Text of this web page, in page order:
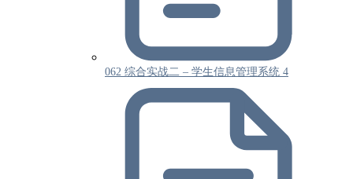
062 综合实战二 – 学生信息管理系统 4